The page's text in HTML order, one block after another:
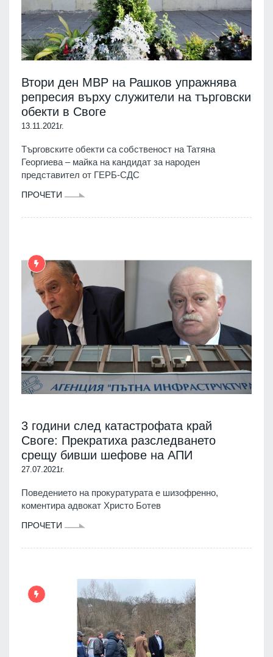
Втори ден МВР на Рашков упражнява
репресия върху служители на търговски
обекти в Своге
13.11.2021г.
Търговските обекти са собственост на Татяна
Георгиева – майка на кандидат за народен
представител от ГЕРБ-СДС
ПРОЧЕТИ
3 години след катастрофата край
Своге: Прекратиха разследването
срещу бивши шефове на АПИ
27.07.2021г.
Поведението на прокуратурата е шизофренно,
коментира адвокат Христо Ботев
ПРОЧЕТИ